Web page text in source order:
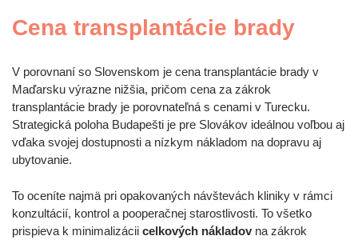
Cena transplantácie brady
V porovnaní so Slovenskom je cena transplantácie brady v
Maďarsku výrazne nižšia, pričom cena za zákrok
transplantácie brady je porovnateľná s cenami v Turecku.
Strategická poloha Budapešti je pre Slovákov ideálnou voľbou aj
vďaka svojej dostupnosti a nízkym nákladom na dopravu aj
ubytovanie.
To oceníte najmä pri opakovaných návštevách kliniky v rámci
konzultácií, kontrol a pooperačnej starostlivosti. To všetko
prispieva k minimalizácii celkových nákladov na zákrok